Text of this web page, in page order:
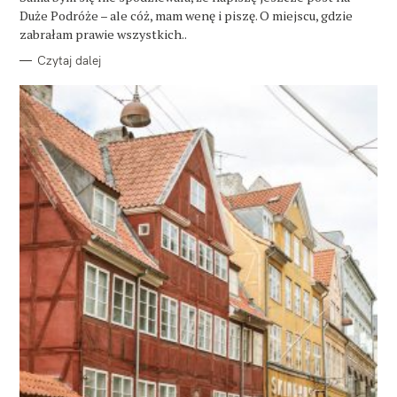
R
IDuże Podróże – ale cóż, mam wenę i piszę. O miejscu, gdzie
zabrałam prawie wszystkich..
Czytaj dalej